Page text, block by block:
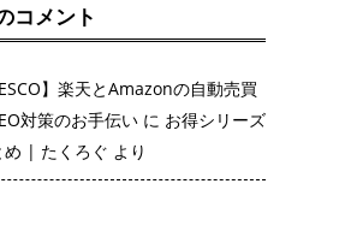
コメント
】楽天とAmazonの自動売買
対策のお手伝い に お得シリーズ
め | たくろぐ より